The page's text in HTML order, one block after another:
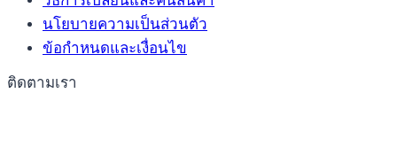
นโยบายความเป็นส่วนตัว
ข้อกำหนดและเงื่อนไข
ติดตามเรา